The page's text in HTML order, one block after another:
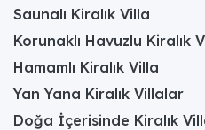
Saunalı Kiralık Villa
Korunaklı Havuzlu Kiralık
Hamamlı Kiralık Villa
Yan Yana Kiralık Villalar
Doğa İçerisinde Kiralık